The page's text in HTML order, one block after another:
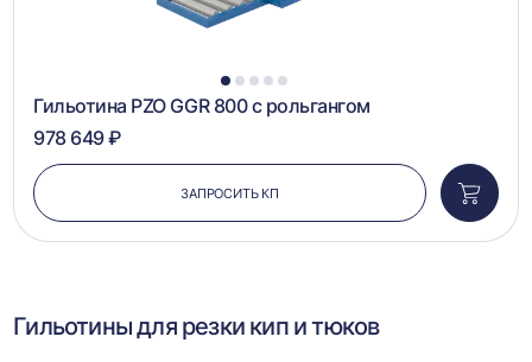
1 2 3 4 5
Гильотина PZO GGR 800 с рольгангом
978 649 ₽
ЗАПРОСИТЬ КП
в
Гильотины для резки кип и тюков